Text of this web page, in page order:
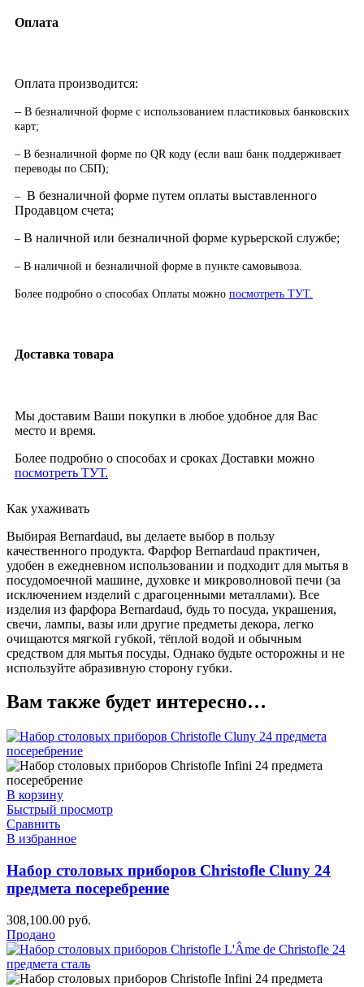
Оплата
Оплата производится:
– В безналичной форме с использованием пластиковых банковских
карт;
– В безналичной форме по QR коду (если ваш банк поддерживает
переводы по СБП);
– В безналичной форме путем оплаты выставленного
Продавцом счета;
– В наличной или безналичной форме курьерской службе;
– В наличной и безналичной форме в пункте самовывоза.
Более подробно о способах Оплаты можно посмотреть ТУТ.
Доставка товара
Мы доставим Ваши покупки в любое удобное для Вас
место и время.
Более подробно о способах и сроках Доставки можно
посмотреть ТУТ.
Как ухаживать
Выбирая Bernardaud, вы делаете выбор в пользу
качественного продукта. Фарфор Bernardaud практичен,
удобен в ежедневном использовании и подходит для мытья в
посудомоечной машине, духовке и микроволновой печи (за
исключением изделий с драгоценными металлами). Все
изделия из фарфора Bernardaud, будь то посуда, украшения,
свечи, лампы, вазы или другие предметы декора, легко
очищаются мягкой губкой, тёплой водой и обычным
средством для мытья посуды. Однако будьте осторожны и не
используйте абразивную сторону губки.
Вам также будет интересно…
В корзину
Быстрый просмотр
Сравнить
В избранное
Набор столовых приборов Christofle Cluny 24
предмета посеребрение
308,100.00 руб.
Продано